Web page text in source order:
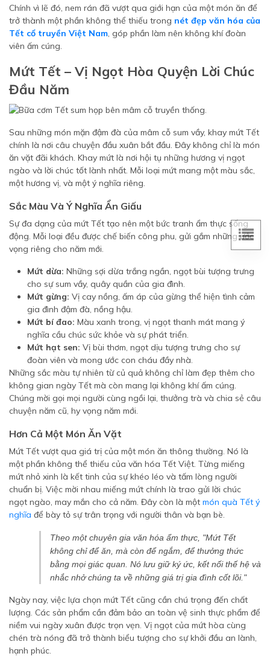
Chính vì lẽ đó, nem rán đã vượt qua giới hạn của một món ăn để
trở thành một phần không thể thiếu trong nét đẹp văn hóa của
Tết cổ truyền Việt Nam, góp phần làm nên không khí đoàn
viên ấm cúng.
Mứt Tết – Vị Ngọt Hòa Quyện Lời Chúc
Đầu Năm
Sau những món mặn đậm đà của mâm cỗ sum vầy, khay mứt Tết
chính là nơi câu chuyện đầu xuân bắt đầu. Đây không chỉ là món
ăn vặt đãi khách. Khay mứt là nơi hội tụ những hương vị ngọt
ngào và lời chúc tốt lành nhất. Mỗi loại mứt mang một màu sắc,
một hương vị, và một ý nghĩa riêng.
Sắc Màu Và Ý Nghĩa Ẩn Giấu
Sự đa dạng của mứt Tết tạo nên một bức tranh ẩm thực sống
động. Mỗi loại đều được chế biến công phu, gửi gắm những ước
vọng riêng cho năm mới.
Mứt dừa: Những sợi dừa trắng ngần, ngọt bùi tượng trưng
cho sự sum vầy, quây quần của gia đình.
Mứt gừng: Vị cay nồng, ấm áp của gừng thể hiện tình cảm
gia đình đậm đà, nồng hậu.
Mứt bí đao: Màu xanh trong, vị ngọt thanh mát mang ý
nghĩa cầu chúc sức khỏe và sự phát triển.
Mứt hạt sen: Vị bùi thơm, ngọt dịu tượng trưng cho sự
đoàn viên và mong ước con cháu đầy nhà.
Những sắc màu tự nhiên từ củ quả không chỉ làm đẹp thêm cho
không gian ngày Tết mà còn mang lại không khí ấm cúng.
Chúng mời gọi mọi người cùng ngồi lại, thưởng trà và chia sẻ câu
chuyện năm cũ, hy vọng năm mới.
Hơn Cả Một Món Ăn Vặt
Mứt Tết vượt qua giá trị của một món ăn thông thường. Nó là
một phần không thể thiếu của văn hóa Tết Việt. Từng miếng
mứt nhỏ xinh là kết tinh của sự khéo léo và tấm lòng người
chuẩn bị. Việc mời nhau miếng mứt chính là trao gửi lời chúc
ngọt ngào, may mắn cho cả năm. Đây còn là một món quà Tết ý
nghĩa để bày tỏ sự trân trọng với người thân và bạn bè.
Theo một chuyên gia văn hóa ẩm thực, "Mứt Tết
không chỉ để ăn, mà còn để ngắm, để thưởng thức
bằng mọi giác quan. Nó lưu giữ ký ức, kết nối thế hệ và
nhắc nhở chúng ta về những giá trị gia đình cốt lõi."
Ngày nay, việc lựa chọn mứt Tết cũng cần chú trọng đến chất
lượng. Các sản phẩm cần đảm bảo an toàn vệ sinh thực phẩm để
niềm vui ngày xuân được trọn vẹn. Vị ngọt của mứt hòa cùng
chén trà nóng đã trở thành biểu tượng cho sự khởi đầu an lành,
hạnh phúc.